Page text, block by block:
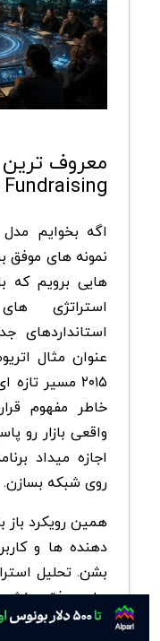
معروف ترین
اگه بخوایم
نمونه های موفق
هایی برویم که
استراتژی
استانداردهای
عنوان مثال
۲۰۱۵ مسیر
خاطر مفهوم
واقعی بازار رو
اجازه میداد
روی شبکه بسازن.
همین رویکرد
دهنده ها و
بشن. تحلیل
های موفق، بخشی
ارزهای دیجیتال